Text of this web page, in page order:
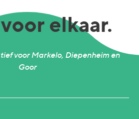
elkaar.
voor Markelo, Diepenheim en
Goor